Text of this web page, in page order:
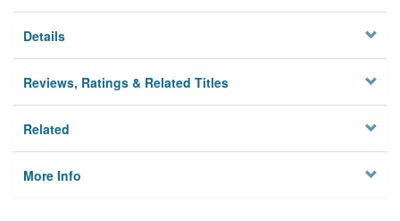
Details
Reviews, Ratings & Related Titles
Related
More Info